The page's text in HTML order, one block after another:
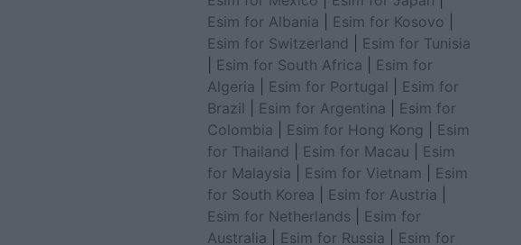
Esim for Albania
Esim for Kosovo
Esim for Switzerland
Esim for Tunisia
Esim for South Africa
Esim for
Algeria
Esim for Portugal
Esim for
Brazil
Esim for Argentina
Esim for
Colombia
Esim for Hong Kong
Esim
for Thailand
Esim for Macau
Esim
for Malaysia
Esim for Vietnam
Esim
for South Korea
Esim for Austria
Esim for Netherlands
Esim for
Australia
Esim for Russia
Esim for